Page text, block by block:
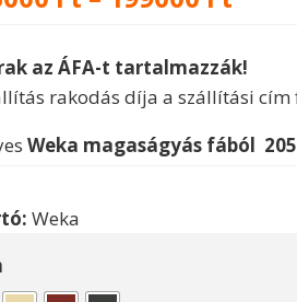
-
az ÁFA-t tartalmazzák!
rakodás díja a szállítási cím
Weka magaságyás fából
Weka